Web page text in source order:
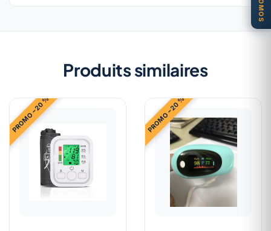
Produits similaires
PROMO −20 % PROMO −20 %